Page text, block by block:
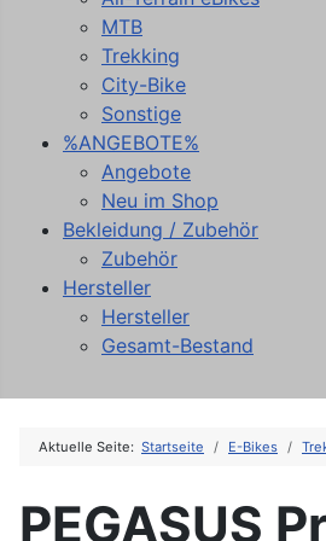
MTB
Trekking
City-Bike
Sonstige
%ANGEBOTE%
Angebote
Neu im Shop
Bekleidung / Zubehör
Zubehör
Hersteller
Hersteller
Gesamt-Bestand
Aktuelle Seite: Startseite E-Bikes
PEGASUS